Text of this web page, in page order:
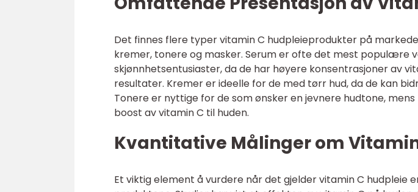
Det finnes flere typer vitamin C hudpleieprodukter på
kremer, tonere og masker. Serum er ofte det mest populære
skjønnhetsentusiaster, da de har høyere konsentrasjoner av
resultater. Kremer er ideelle for de med tørr hud, da de kan
Tonere er nyttige for de som ønsker en jevnere hudtone,
boost av vitamin C til huden.
Kvantitative Målinger om
Et viktig element å vurdere når det gjelder vitamin C hudpleie